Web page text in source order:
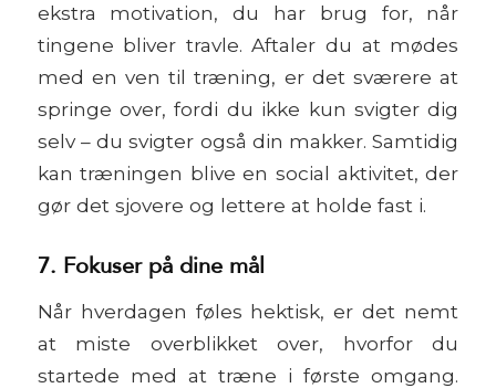
ekstra motivation, du har brug for, når
tingene bliver travle. Aftaler du at mødes
med en ven til træning, er det sværere at
springe over, fordi du ikke kun svigter dig
selv – du svigter også din makker. Samtidig
kan træningen blive en social aktivitet, der
gør det sjovere og lettere at holde fast i.
7. Fokuser på dine mål
Når hverdagen føles hektisk, er det nemt
at miste overblikket over, hvorfor du
startede med at træne i første omgang.